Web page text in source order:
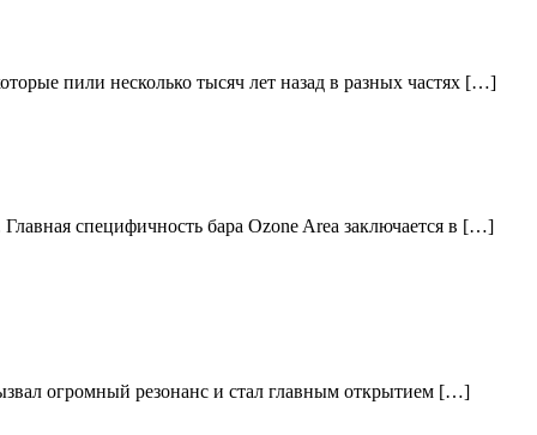
пили несколько тысяч лет назад в разных частях […]
специфичность бара Ozone Area заключается в […]
огромный резонанс и стал главным открытием […]